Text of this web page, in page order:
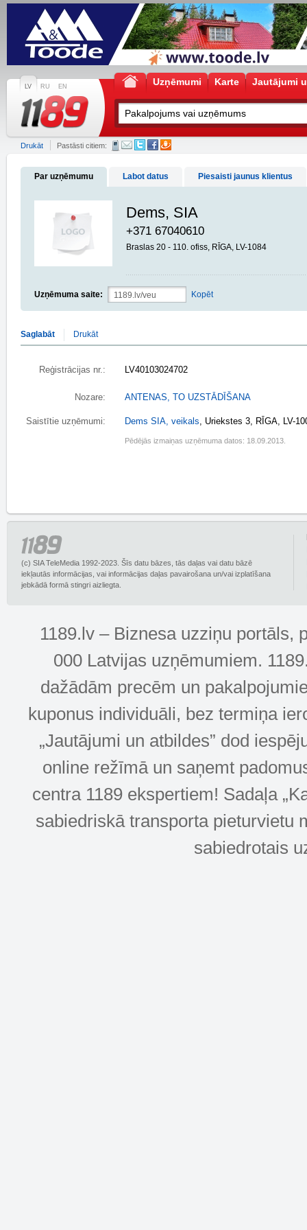
LV RU EN Uzņēmumi Karte Jautājumi
Drukāt Pastāsti citiem:
Par uzņēmumu Labot datus Piesaisti jaunus klientus
Dems, SIA
+371 67040610
Braslas 20 - 110. ofiss, RĪGA, LV-1084
Uzņēmuma saite: Kopēt
Saglabāt Drukāt
Reģistrācijas nr.: LV40103024702
Nozare: ANTENAS, TO UZSTĀDĪŠANA
Saistītie uzņēmumi: Dems SIA, veikals, Uriekstes 3, RĪGA, LV-
Pēdējās izmaiņas uzņēmuma datos: 18.09.2013.
(c) SIA TeleMedia 1992-2023. Šīs datu bāzes, tās daļas vai datu bāzē
iekļautās informācijas, vai informācijas daļas pavairošana un/vai izplatīšana
jebkādā formā stingri aizliegta.
1189.lv – Biznesa uzziņu portāls,
000 Latvijas uzņēmumiem.
dažādām precēm un
kuponus individuāli, bez termiņa
„Jautājumi un atbildes” dod
online režīmā un saņemt
centra 1189 ekspertiem! Sadaļa
sabiedriskā transporta pieturvietu
sabiedrotais